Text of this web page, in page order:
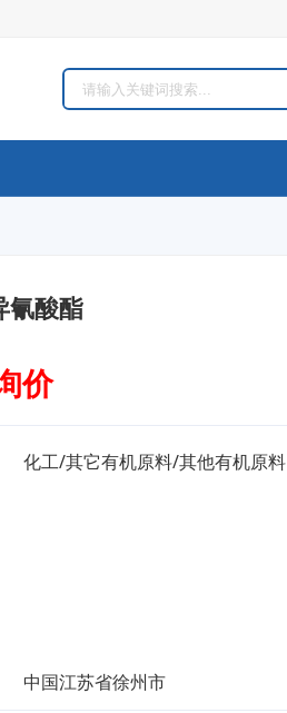
氰酸酯
价
化工/其它有机原料/其他有机原料
中国江苏省徐州市